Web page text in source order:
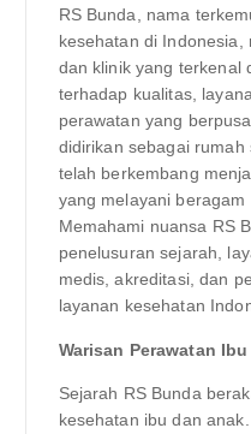
RS Bunda, nama
kesehatan di
dan klinik yang terkenal
terhadap kualitas,
perawatan yang
didirikan sebagai
telah berkembang
yang melayani
Memahami nuansa RS
penelusuran sejarah,
medis, akreditasi, dan
layanan kesehatan
Warisan Perawatan
Sejarah RS Bunda
kesehatan ibu dan